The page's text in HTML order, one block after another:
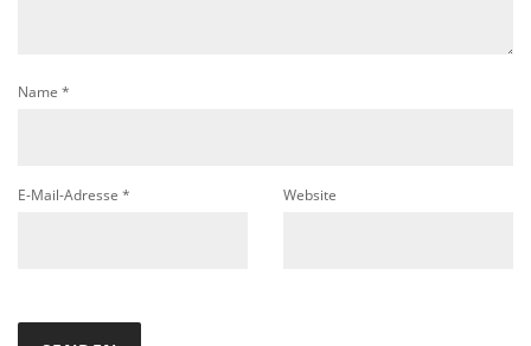
Name *
E-Mail-Adresse * Website